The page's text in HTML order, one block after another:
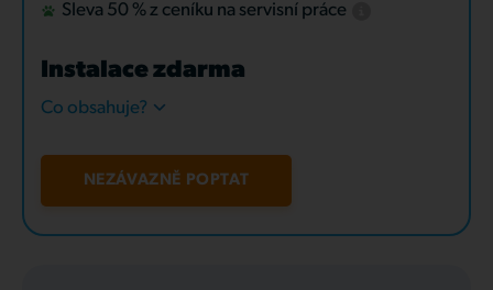
Sleva 50 % z ceníku na servisní práce
Instalace zdarma
Co obsahuje?
NEZÁVAZNĚ POPTAT